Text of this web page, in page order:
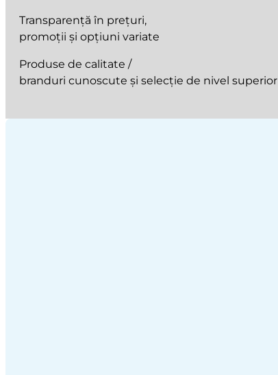
Transparență în prețuri,
promoții și opțiuni variate
Produse de calitate /
branduri cunoscute și selecție de nivel superior